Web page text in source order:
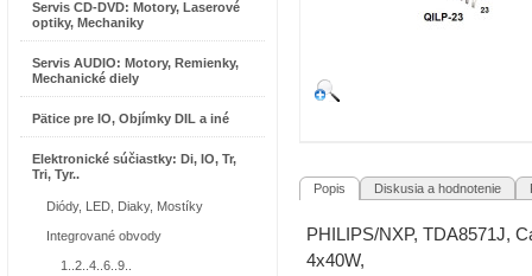
Servis CD-DVD: Motory, Laserové
optiky, Mechaniky
Servis AUDIO: Motory, Remienky,
Mechanické diely
Pätice pre IO, Objímky DIL a iné
Elektronické súčiastky: Di, IO, Tr,
Tri, Tyr..
Diódy, LED, Diaky, Mostíky
Integrované obvody
1..2..4..6..9..
Popis Diskusia a hodnotenie
PHILIPS/NXP, TDA8571J,
4x40W,